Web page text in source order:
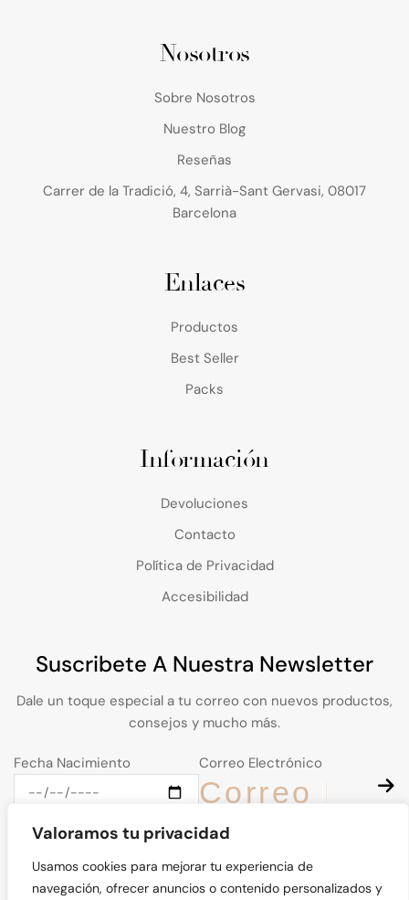
Valoramos tu privacidad
Usamos cookies para mejorar tu experiencia de
navegación, ofrecer anuncios o contenido personalizados y
Nosotros
Sobre Nosotros
Nuestro Blog
Reseñas
Carrer de la Tradició, 4, Sarrià-Sant Gervasi, 08017
Barcelona
Enlaces
Productos
Best Seller
Packs
Información
Devoluciones
Contacto
Política de Privacidad
Accesibilidad
Suscribete A Nuestra Newsletter
Dale un toque especial a tu correo con nuevos productos,
consejos y mucho más.
Fecha Nacimiento Correo Electrónico